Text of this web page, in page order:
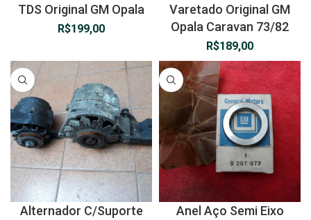
TDS Original GM Opala
R$199,00
Varetado Original GM
Opala Caravan 73/82
R$189,00
Alternador C/Suporte
Anel Aço Semi Eixo